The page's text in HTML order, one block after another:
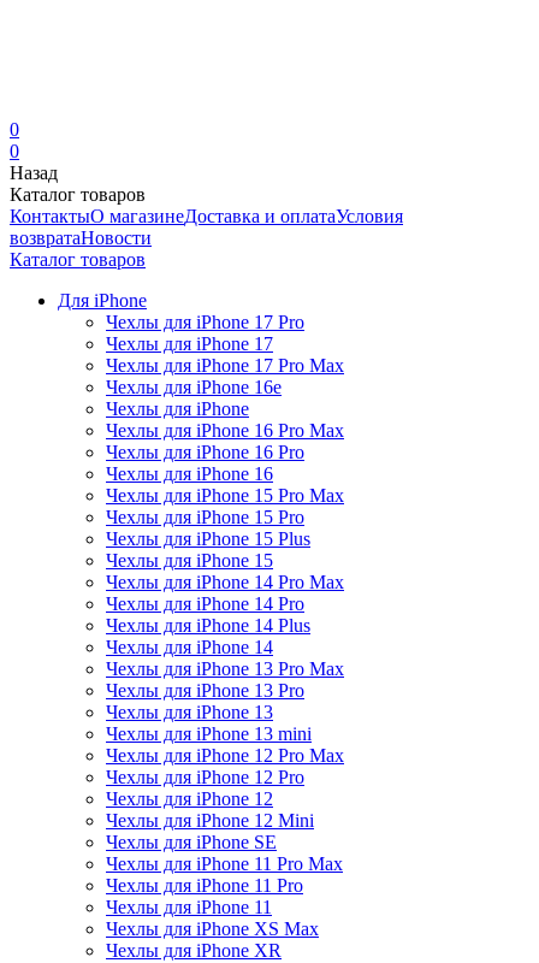
0
0
Назад
Каталог товаров
КонтактыО магазинеДоставка и оплатаУсловия
возвратаНовости
Каталог товаров
Для iPhone
Чехлы для iPhone 17 Pro
Чехлы для iPhone 17
Чехлы для iPhone 17 Pro Max
Чехлы для iPhone 16e
Чехлы для iPhone
Чехлы для iPhone 16 Pro Max
Чехлы для iPhone 16 Pro
Чехлы для iPhone 16
Чехлы для iPhone 15 Pro Max
Чехлы для iPhone 15 Pro
Чехлы для iPhone 15 Plus
Чехлы для iPhone 15
Чехлы для iPhone 14 Pro Max
Чехлы для iPhone 14 Pro
Чехлы для iPhone 14 Plus
Чехлы для iPhone 14
Чехлы для iPhone 13 Pro Max
Чехлы для iPhone 13 Pro
Чехлы для iPhone 13
Чехлы для iPhone 13 mini
Чехлы для iPhone 12 Pro Max
Чехлы для iPhone 12 Pro
Чехлы для iPhone 12
Чехлы для iPhone 12 Mini
Чехлы для iPhone SE
Чехлы для iPhone 11 Pro Max
Чехлы для iPhone 11 Pro
Чехлы для iPhone 11
Чехлы для iPhone XS Max
Чехлы для iPhone XR